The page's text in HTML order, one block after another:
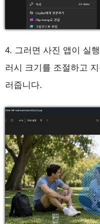
4. 그러면 사진 앱이 실
러시 크기를 조절하고
러줍니다.